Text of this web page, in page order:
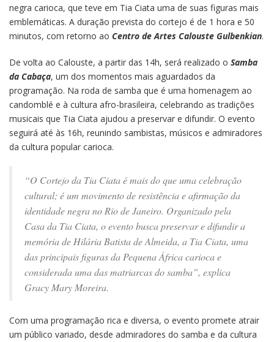
negra carioca, que teve em Tia Ciata uma de suas figuras mais
emblemáticas. A duração prevista do cortejo é de 1 hora e 50
minutos, com retorno ao Centro de Artes Calouste Gulbenkian.
De volta ao Calouste, a partir das 14h, será realizado o Samba
da Cabaça, um dos momentos mais aguardados da
programação. Na roda de samba que é uma homenagem ao
candomblé e à cultura afro-brasileira, celebrando as tradições
musicais que Tia Ciata ajudou a preservar e difundir. O evento
seguirá até às 16h, reunindo sambistas, músicos e admiradores
da cultura popular carioca.
“O Cortejo da Tia Ciata é mais do que uma celebração
cultural; é um movimento de resistência e afirmação da
identidade negra no Rio de Janeiro. Organizado pela
Casa da Tia Ciata, o evento busca preservar e difundir a
memória de Hilária Batista de Almeida, a Tia Ciata, uma
das principais figuras da Pequena África carioca e
considerada uma das matriarcas do samba”, explica
Gracy Mary Moreira.
Com uma programação rica e diversa, o evento promete atrair
um público variado, desde admiradores do samba e da cultura